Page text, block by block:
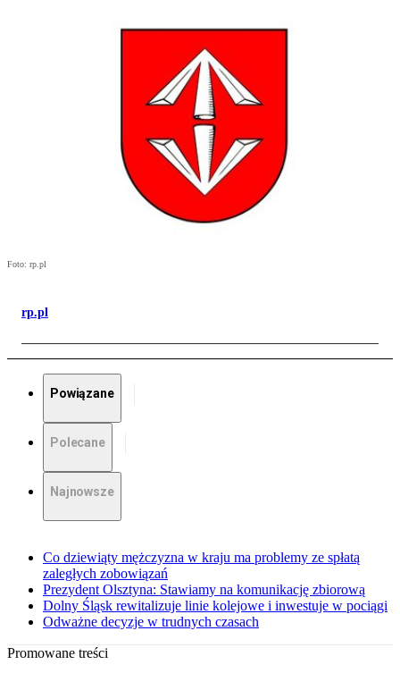
Foto: rp.pl
rp.pl
Powiązane
Polecane
Najnowsze
Co dziewiąty mężczyzna w kraju ma problemy ze spłatą
zaległych zobowiązań
Prezydent Olsztyna: Stawiamy na komunikację zbiorową
Dolny Śląsk rewitalizuje linie kolejowe i inwestuje w pociągi
Odważne decyzje w trudnych czasach
Promowane treści